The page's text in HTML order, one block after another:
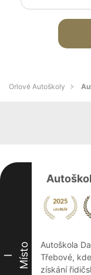
Orlové Autoškoly
I Místo
Autoškola
Třebové,
získání